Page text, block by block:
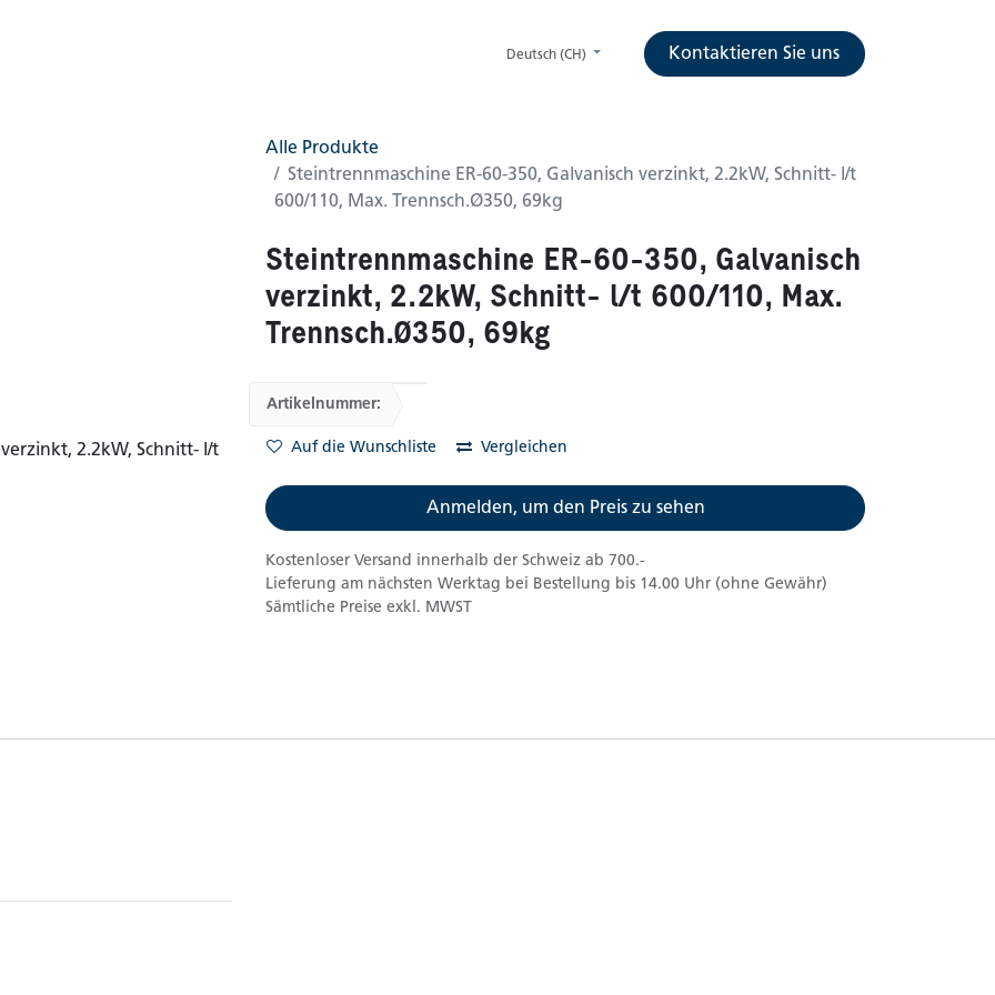
Deutsch (CH) Kontaktieren Sie uns
Alle Produkte
Steintrennmaschine ER-60-350, Galvanisch verzinkt, 2.2kW, Schnitt- l/t
600/110, Max. Trennsch.Ø350, 69kg
Steintrennmaschine ER-60-350, Galvanisch
verzinkt, 2.2kW, Schnitt- l/t 600/110, Max.
Trennsch.Ø350, 69kg
Artikelnummer:
Auf die Wunschliste Vergleichen
Anmelden, um den Preis zu sehen
Kostenloser Versand innerhalb der Schweiz ab 700.-
Lieferung am nächsten Werktag bei Bestellung bis 14.00 Uhr (ohne Gewähr)
Sämtliche Preise exkl. MWST